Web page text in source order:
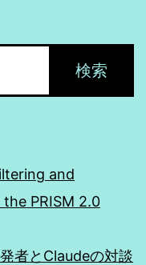
and
PRISM 2.0
者とClaudeの対談